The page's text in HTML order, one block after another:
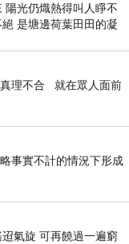
陽光仍熾熱得叫人睜不
是塘邊荷葉田田的凝
樣紅
不合 就在眾人面前
事實不計的情況下形成
氣旋 可再饒過一遍窮